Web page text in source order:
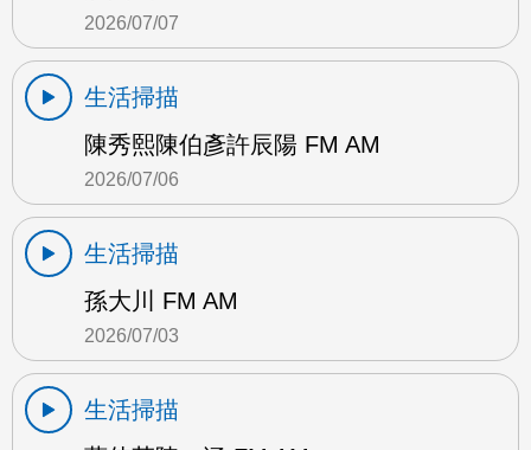
2026/07/07
生活掃描
陳秀熙陳伯彥許辰陽 FM AM
2026/07/06
生活掃描
孫大川 FM AM
2026/07/03
生活掃描